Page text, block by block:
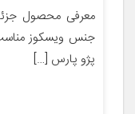
پژو پارس […]